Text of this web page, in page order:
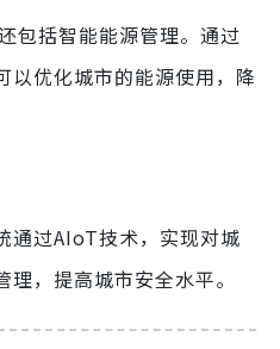
包括智能能源管理。通过
以优化城市的能源使用，降
通过AIoT技术，实现对城
，提高城市安全水平。